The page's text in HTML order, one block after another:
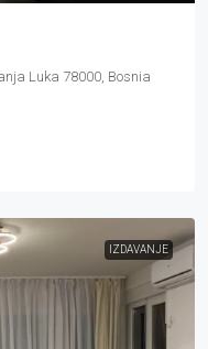
Luka 78000, Bosnia
IZDAVANJE